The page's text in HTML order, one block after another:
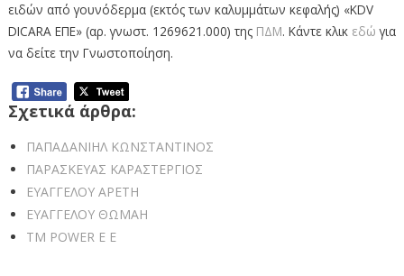
ειδών από γουνόδερμα (εκτός των καλυμμάτων κεφαλής) «KDV
DICARA ΕΠΕ» (αρ. γνωστ. 1269621.000) τηςΠΔΜ. Κάντε κλικ εδώ για
να δείτε την Γνωστοποίηση.
Σχετικά άρθρα:
ΠΑΠΑΔΑΝΙΗΛ ΚΩΝΣΤΑΝΤΙΝΟΣ
ΠΑΡΑΣΚΕΥΑΣ ΚΑΡΑΣΤΕΡΓΙΟΣ
ΕΥΑΓΓΕΛΟΥ ΑΡΕΤΗ
ΕΥΑΓΓΕΛΟΥ ΘΩΜΑΗ
TM POWER Ε Ε